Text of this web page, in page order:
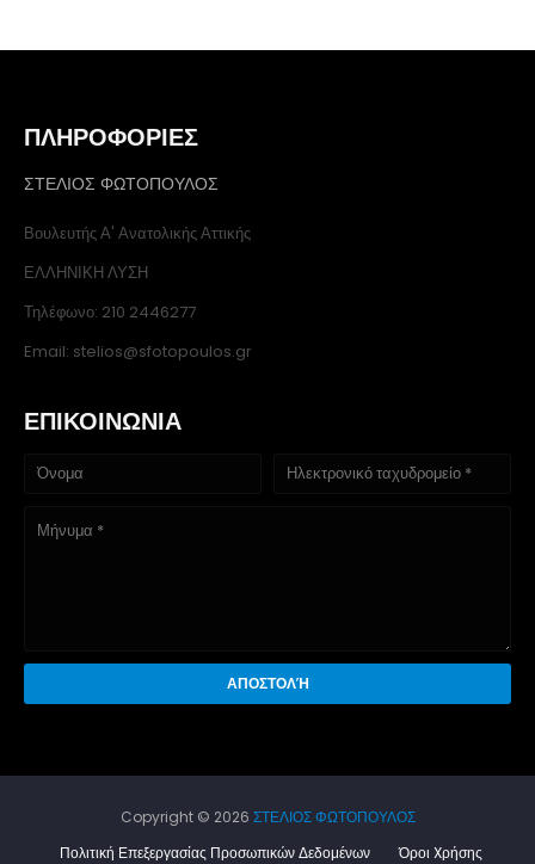
ΠΛΗΡΟΦΟΡΙΕΣ
ΣΤΕΛΙΟΣ ΦΩΤΟΠΟΥΛΟΣ
Βουλευτής Α' Ανατολικής Αττικής
ΕΛΛΗΝΙΚΗ ΛΥΣΗ
Τηλέφωνο: 210 2446277
Email: stelios@sfotopoulos.gr
ΕΠΙΚΟΙΝΩΝΙΑ
Copyright © 2026 ΣΤΕΛΙΟΣ ΦΩΤΟΠΟΥΛΟΣ
Πολιτική Επεξεργασίας Προσωπικών Δεδομένων
Όροι Xρήσης